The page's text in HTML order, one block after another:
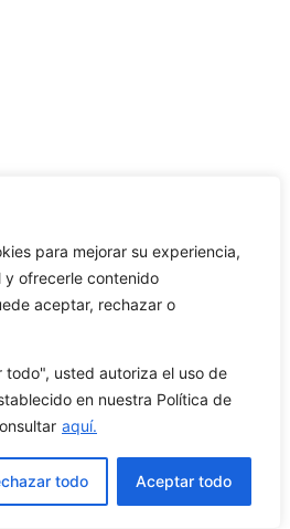
para mejorar su experiencia,
y ofrecerle contenido
aceptar, rechazar o
todo", usted autoriza el uso de
en nuestra Política de
aquí.
todo Aceptar todo